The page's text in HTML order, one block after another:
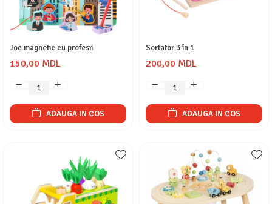
Joc magnetic cu profesii
150,00 MDL
ADAUGA IN COS
Sortator 3 în 1
200,00 MDL
ADAUGA IN COS